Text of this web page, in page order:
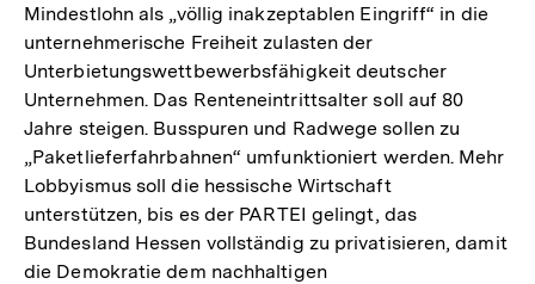
Mindestlohn als „völlig inakzeptablen Eingriff“ in die
unternehmerische Freiheit zulasten der
Unterbietungswettbewerbsfähigkeit deutscher
Unternehmen. Das Renteneintrittsalter soll auf 80
Jahre steigen. Busspuren und Radwege sollen zu
„Paketlieferfahrbahnen“ umfunktioniert werden. Mehr
Lobbyismus soll die hessische Wirtschaft
unterstützen, bis es der PARTEI gelingt, das
Bundesland Hessen vollständig zu privatisieren, damit
die Demokratie dem nachhaltigen